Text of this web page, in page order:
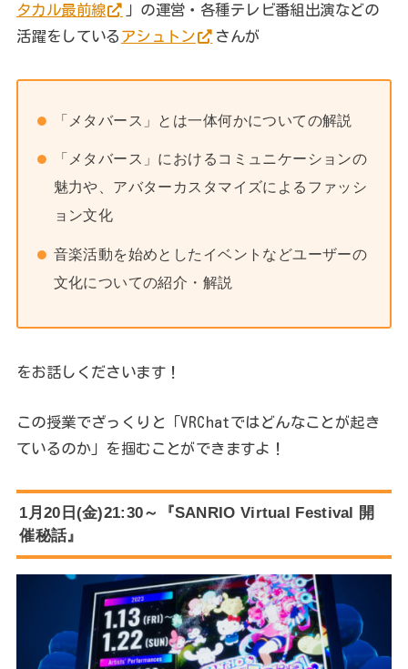
タカル最前線
」の運営・各種テレビ番組出演などの
活躍をしている アシュトン さんが
「メタバース」とは一体何かについての解説
「メタバース」におけるコミュニケーションの
魅力や、アバターカスタマイズによるファッシ
ョン文化
音楽活動を始めとしたイベントなどユーザーの
文化についての紹介・解説
をお話しくださいます！
この授業でざっくりと「VRChatではどんなことが起き
ているのか」を掴むことができますよ！
1月20日(金)21:30～『SANRIO Virtual Festival 開
催秘話』